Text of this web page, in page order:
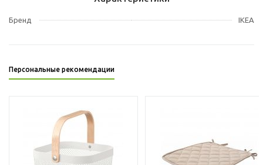
Бренд IKEA
Персональные рекомендации